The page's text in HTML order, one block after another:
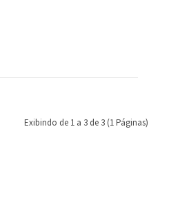
Exibindo de 1 a 3 de 3 (1 Páginas)